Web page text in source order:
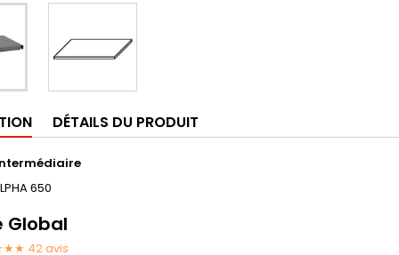
DÉTAILS DU PRODUIT
650
Global
42avis